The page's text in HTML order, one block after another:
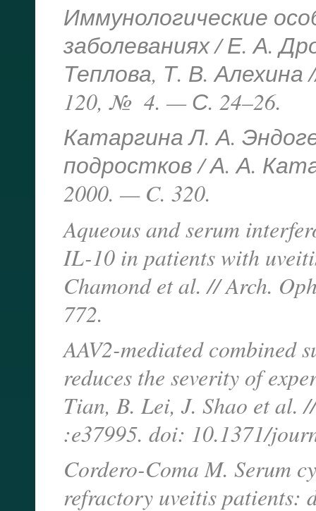
Иммунологические
заболеваниях / Е. А.
Теплова, Т. В.
120, № 4. — С. 24–26.
Катаргина Л. А.
подростков / А. А.
2000. — C. 320.
Aqueous and serum
IL-10 in patients with
Chamond et al. // Arch.
772.
AAV2-mediated combined
reduces the severity of
Tian, B. Lei, J. Shao et
:e37995. doi: 10.1371/
Cordero-Coma M. Serum
refractory uveitis patients: